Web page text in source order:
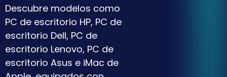
Descubre modelos como
PC de escritorio HP, PC de
escritorio Dell, PC de
escritorio Lenovo, PC de
escritorio Asus e iMac de